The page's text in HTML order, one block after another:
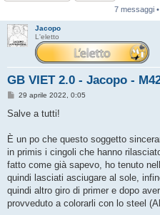
7 messaggi
Jacopo
L'eletto
GB VIET 2.0 - Jacopo -
M
s
g
o
29 aprile 2022, 0:05
Salve a tutti!
È un po che questo soggetto
in primis i cingoli che hanno
fatto come già sapevo, ho tenuto
quindi lasciati asciugare al sole,
quindi altro giro di primer e dopo
provveduto a colorarli con lo steel